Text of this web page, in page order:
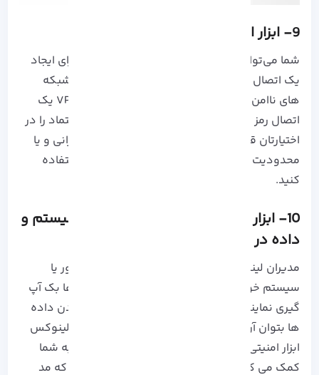
9- ابزار امنیتی VPN در لینوکس
شما می‌توانید در سیستم‌ های لینوکس از VPN برای ایجاد
یک اتصال امن استفاده کنید تا ترافیک شما را در شبکه
های ناامن مانند اینترنت رمزنگاری کند. در واقع VPN یک
اتصال رمز گذاری شده همراه با لینک‌ های قابل اعتماد را در
اختیارتان قرار می‌ دهد و شما می‌ توانید بدون نگرانی و یا
محدودیت خاصی از هر شبکه‌ ای مانند اینترنت استفاده
کنید.
10- ابزار های پشتیبان گیری و بازیابی سیستم و
داده در لینوکس
مدیران لینوکس برای حفاظت از داده های وب‌سرور یا
سیستم خود باید به طور منظم و دقیق از داده‌ ها بک آپ
گیری نمایند تا در صورت بروز خطا و یا از دست دادن داده
ها بتوان آن‌ها را بازیابی کرد. در همه‌ توزیع‌ های لینوکس
ابزار امنیتی برای بازیابی و پشتیبان ‌گیری دارد که به شما
کمک می‌ کنند تا داده‌ ها را به هر زمانی مشخصی که مد